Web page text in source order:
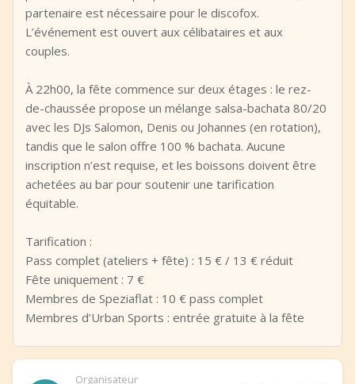
partenaire est nécessaire pour le discofox.
L’événement est ouvert aux célibataires et aux
couples.
À 22h00, la fête commence sur deux étages : le rez-
de-chaussée propose un mélange salsa-bachata 80/20
avec les DJs Salomon, Denis ou Johannes (en rotation),
tandis que le salon offre 100 % bachata. Aucune
inscription n’est requise, et les boissons doivent être
achetées au bar pour soutenir une tarification
équitable.
Tarification :
Pass complet (ateliers + fête) : 15 € / 13 € réduit
Fête uniquement : 7 €
Membres de Speziaflat : 10 € pass complet
Membres d’Urban Sports : entrée gratuite à la fête
Organisateur